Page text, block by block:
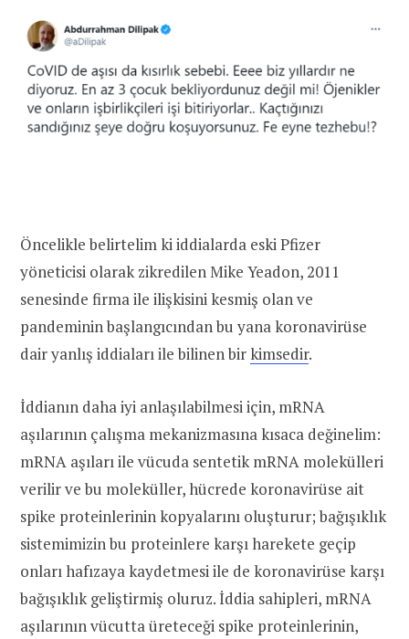
Öncelikle belirtelim ki iddialarda eski Pfizer
yöneticisi olarak zikredilen Mike Yeadon, 2011
senesinde firma ile ilişkisini kesmiş olan ve
pandeminin başlangıcından bu yana koronavirüse
dair yanlış iddiaları ile bilinen birkimsedir.
İddianın daha iyi anlaşılabilmesi için, mRNA
aşılarının çalışma mekanizmasına kısaca değinelim:
mRNA aşıları ile vücuda sentetik mRNA molekülleri
verilir ve bu moleküller, hücrede koronavirüse ait
spike proteinlerinin kopyalarını oluşturur; bağışıklık
sistemimizin bu proteinlere karşı harekete geçip
onları hafızaya kaydetmesi ile de koronavirüse karşı
bağışıklık geliştirmiş oluruz. İddia sahipleri, mRNA
aşılarının vücutta üreteceği spike proteinlerinin,